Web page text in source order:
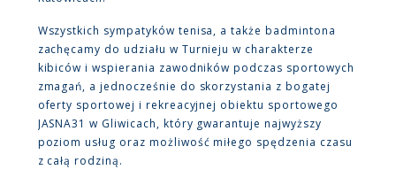
Wszystkich sympatyków tenisa, a także badmintona
zachęcamy do udziału w Turnieju w charakterze
kibiców i wspierania zawodników podczas sportowych
zmagań, a jednocześnie do skorzystania z bogatej
oferty sportowej i rekreacyjnej obiektu sportowego
JASNA31 w Gliwicach, który gwarantuje najwyższy
poziom usług oraz możliwość miłego spędzenia czasu
z całą rodziną.